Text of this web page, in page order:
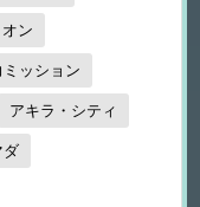
ン
ッション
アキラ・シティ
ダ